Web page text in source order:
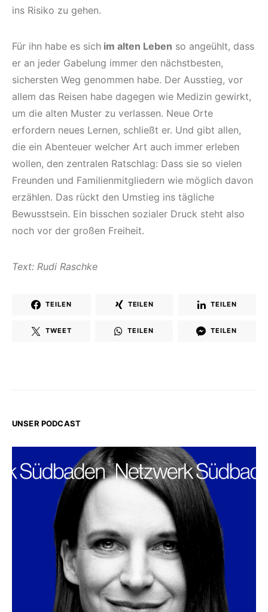
ins Risiko zu gehen.
Für ihn habe es sich im alten Leben so angeühlt, dass
er an jeder Gabelung immer den nächstbesten,
sichersten Weg genommen habe. Der Ausstieg, vor
allem das Reisen habe dagegen wie Medizin gewirkt,
um die alten Muster zu verlassen. Neue Orte
erfordern neues Lernen, schließt er. Und gibt allen,
die ein Abenteuer welcher Art auch immer erleben
wollen, den zentralen Ratschlag: Dass sie so vielen
Freunden und Familienmitgliedern wie möglich davon
erzählen. Das rückt den Umstieg ins tägliche
Bewusstsein. Ein bisschen sozialer Druck steht also
noch vor der großen Freiheit.
Text: Rudi Raschke
TEILEN TEILEN TEILEN
TWEET TEILEN TEILEN
UNSER PODCAST